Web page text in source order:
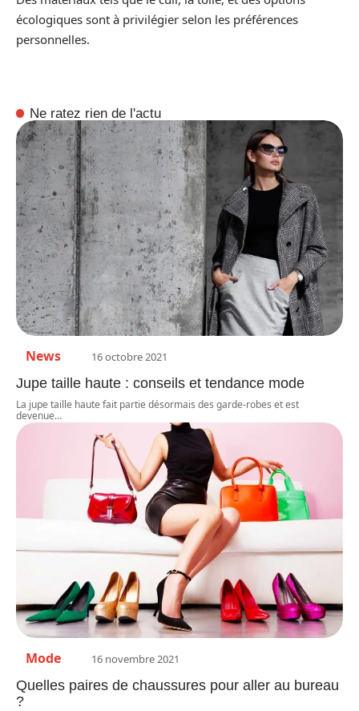
écologiques sont à privilégier selon les préférences
personnelles.
Ne ratez rien de l'actu
News 16 octobre 2021
Jupe taille haute : conseils et tendance mode
La jupe taille haute fait partie désormais des garde-robes et est
devenue…
Mode 16 novembre 2021
Quelles paires de chaussures pour aller au bureau
?